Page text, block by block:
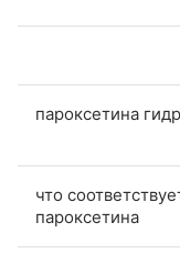
пароксетина
что
пароксетина